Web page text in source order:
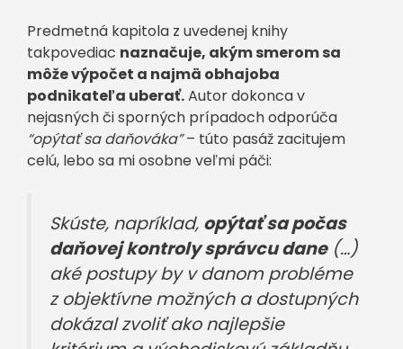
Predmetná kapitola z uvedenej knihy
takpovediac naznačuje, akým smerom sa
môže výpočet a najmä obhajoba
podnikateľa uberať.Autor dokonca v
nejasných či sporných prípadoch odporúča
“opýtať sa daňováka”– túto pasáž zacitujem
celú, lebo sa mi osobne veľmi páči:
Skúste, napríklad, opýtať sa počas
daňovej kontroly správcu dane(…)
aké postupy by v danom probléme
z objektívne možných a dostupných
dokázal zvoliť ako najlepšie